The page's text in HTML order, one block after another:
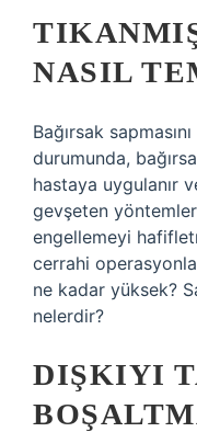
NASIL
Bağırsak
durumunda,
hastaya uygulanır
gevşeten
engellemeyi
cerrahi
ne kadar yüksek?
nelerdir?
DIŞKIYI